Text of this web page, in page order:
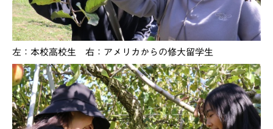
左：本校高校生 右：アメリカからの修大留学生